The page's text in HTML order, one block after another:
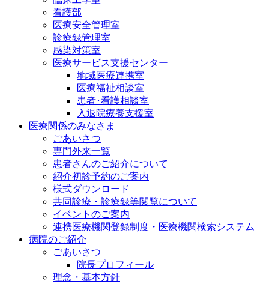
看護部
医療安全管理室
診療録管理室
感染対策室
医療サービス支援センター
地域医療連携室
医療福祉相談室
患者･看護相談室
入退院療養支援室
医療関係のみなさま
ごあいさつ
専門外来一覧
患者さんのご紹介について
紹介初診予約のご案内
様式ダウンロード
共同診療・診療録等閲覧について
イベントのご案内
連携医療機関登録制度・医療機関検索システム
病院のご紹介
ごあいさつ
院長プロフィール
理念・基本方針